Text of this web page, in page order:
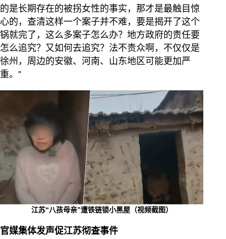
的是长期存在的被拐女性的事实，那才是最触目惊
心的，查清这样一个案子并不难，要是揭开了这个
锅就完了，这么多案子怎么办？地方政府的责任要
怎么追究？又如何去追究？法不责众啊，不仅仅是
徐州，周边的安徽、河南、山东地区可能更加严
重。”
江苏“八孩母亲”遭铁链锁小黑屋（视频截图）
官媒集体发声促江苏彻查事件